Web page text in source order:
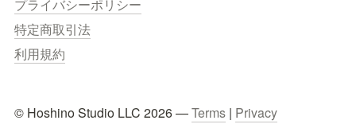
プライバシーポリシー
特定商取引法
利用規約
© Hoshino Studio LLC 2026 — Terms | Privacy